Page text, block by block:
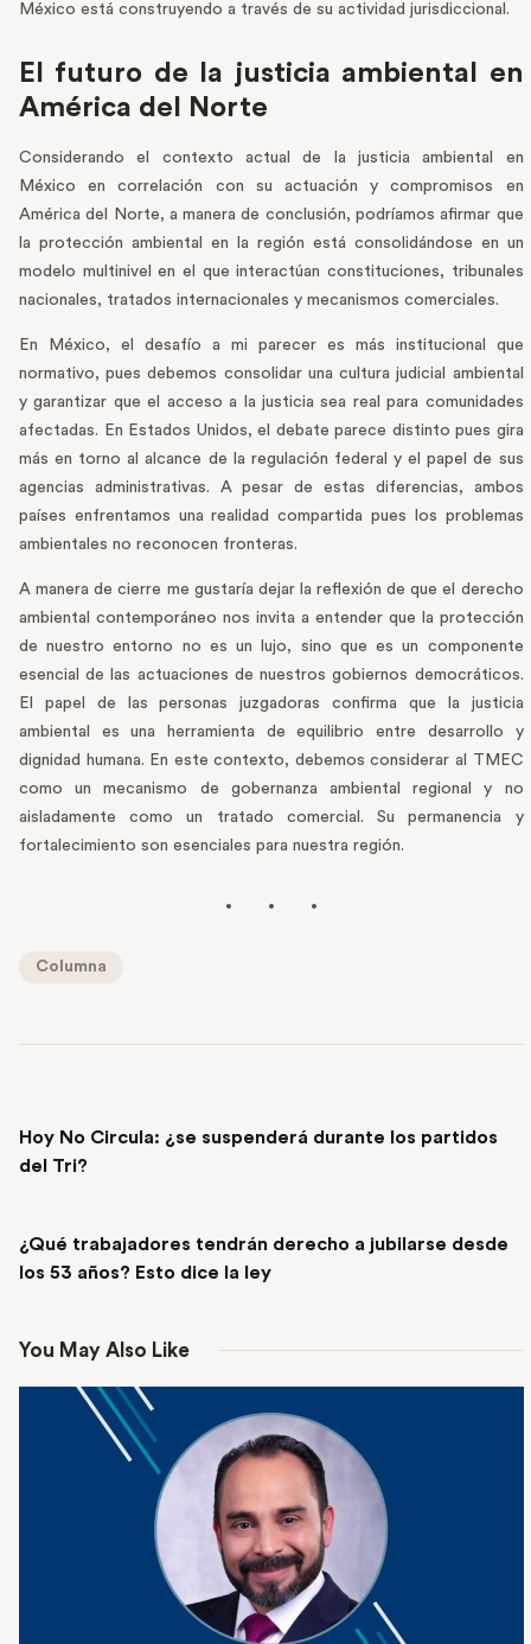
México está construyendo a través de su actividad jurisdiccional.
El futuro de la justicia ambiental en
América del Norte
Considerando el contexto actual de la justicia ambiental en
México en correlación con su actuación y compromisos en
América del Norte, a manera de conclusión, podríamos afirmar que
la protección ambiental en la región está consolidándose en un
modelo multinivel en el que interactúan constituciones, tribunales
nacionales, tratados internacionales y mecanismos comerciales.
En México, el desafío a mi parecer es más institucional que
normativo, pues debemos consolidar una cultura judicial ambiental
y garantizar que el acceso a la justicia sea real para comunidades
afectadas. En Estados Unidos, el debate parece distinto pues gira
más en torno al alcance de la regulación federal y el papel de sus
agencias administrativas. A pesar de estas diferencias, ambos
países enfrentamos una realidad compartida pues los problemas
ambientales no reconocen fronteras.
A manera de cierre me gustaría dejar la reflexión de que el derecho
ambiental contemporáneo nos invita a entender que la protección
de nuestro entorno no es un lujo, sino que es un componente
esencial de las actuaciones de nuestros gobiernos democráticos.
El papel de las personas juzgadoras confirma que la justicia
ambiental es una herramienta de equilibrio entre desarrollo y
dignidad humana. En este contexto, debemos considerar al TMEC
como un mecanismo de gobernanza ambiental regional y no
aisladamente como un tratado comercial. Su permanencia y
fortalecimiento son esenciales para nuestra región.
Columna
Hoy No Circula: ¿se suspenderá durante los partidos
del Tri?
¿Qué trabajadores tendrán derecho a jubilarse desde
los 53 años? Esto dice la ley
You May Also Like